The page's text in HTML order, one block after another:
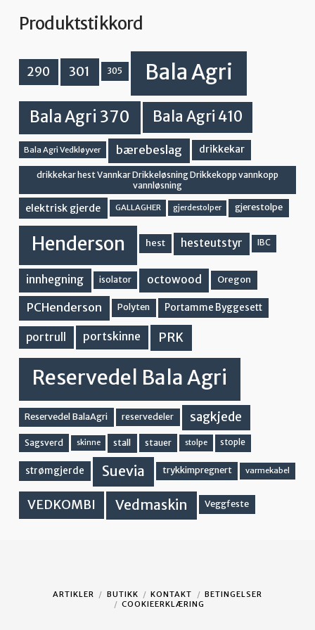
Produktstikkord
290 301 305 Bala Agri
Bala Agri 370 Bala Agri 410
Bala Agri Vedkløyver bærebeslag drikkekar
drikkekar hest Vannkar Drikkeløsning Drikkekopp vannkopp
vannløsning
elektrisk gjerde GALLAGHER gjerdestolper gjerestolpe
Henderson hest hesteutstyr IBC
innhegning isolator octowood Oregon
PCHenderson Polyten Portamme Byggesett
portrull portskinne PRK
Reservedel Bala Agri
Reservedel BalaAgri reservedeler sagkjede
Sagsverd skinne stall stauer stolpe stople
strømgjerde Suevia trykkimpregnert varmekabel
VEDKOMBI Vedmaskin Veggfeste
ARTIKLER BUTIKK KONTAKT
BETINGELSER
COOKIEERKLÆRING